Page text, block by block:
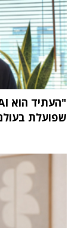
שפועלת